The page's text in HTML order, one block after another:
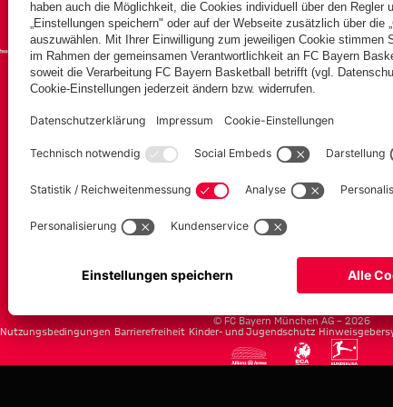
FC Bayern.com
News
Club
fcbayern.com Basketball Media Center
© FC Bayern München AG – 2026
Nutzungsbedingungen Barrierefreiheit Kinder- und Jugendschutz